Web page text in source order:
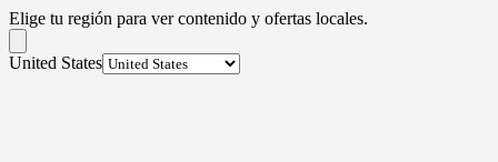
Elige tu región para ver contenido y ofertas locales.
United States